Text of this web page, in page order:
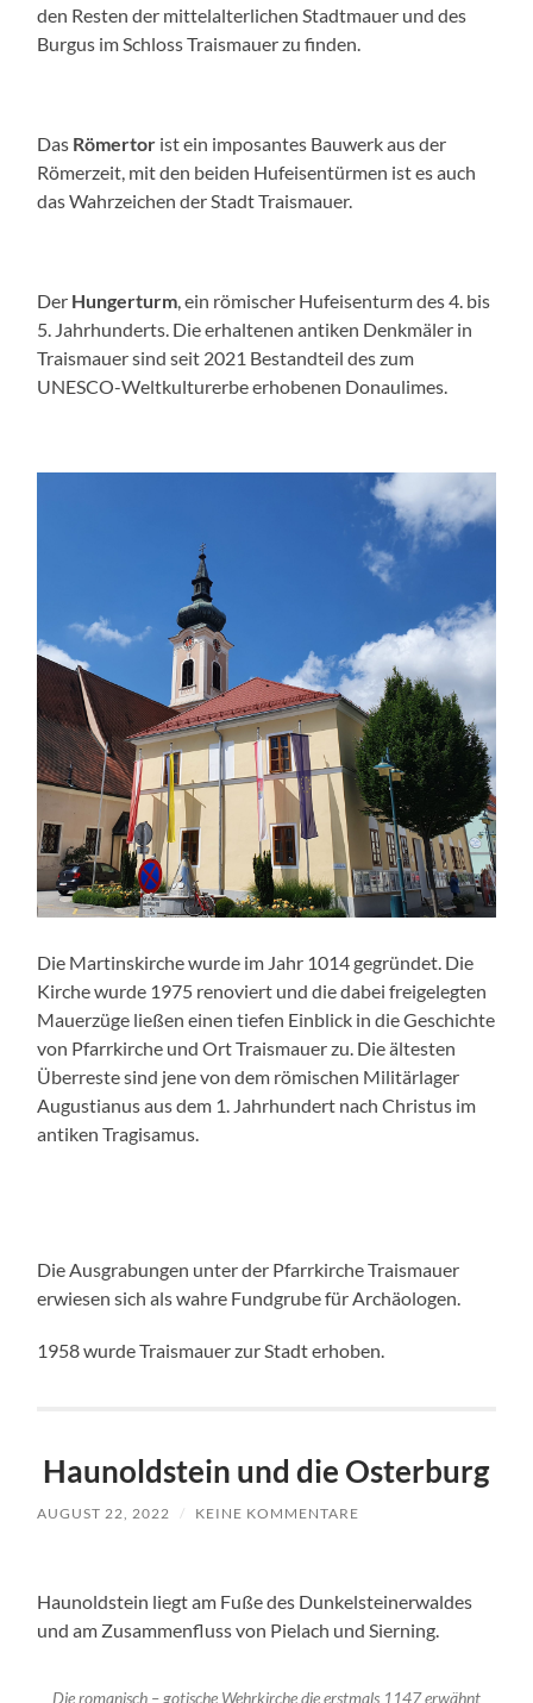
den Resten der mittelalterlichen Stadtmauer und des
Burgus im Schloss Traismauer zu finden.
Das Römertor ist ein imposantes Bauwerk aus der
Römerzeit, mit den beiden Hufeisentürmen ist es auch
das Wahrzeichen der Stadt Traismauer.
Der Hungerturm, ein römischer Hufeisenturm des 4. bis
5. Jahrhunderts. Die erhaltenen antiken Denkmäler in
Traismauer sind seit 2021 Bestandteil des zum
UNESCO-Weltkulturerbe erhobenen Donaulimes.
Die Martinskirche wurde im Jahr 1014 gegründet. Die
Kirche wurde 1975 renoviert und die dabei freigelegten
Mauerzüge ließen einen tiefen Einblick in die Geschichte
von Pfarrkirche und Ort Traismauer zu. Die ältesten
Überreste sind jene von dem römischen Militärlager
Augustianus aus dem 1. Jahrhundert nach Christus im
antiken Tragisamus.
Die Ausgrabungen unter der Pfarrkirche Traismauer
erwiesen sich als wahre Fundgrube für Archäologen.
1958 wurde Traismauer zur Stadt erhoben.
Haunoldstein und die Osterburg
AUGUST 22, 2022 / KEINE KOMMENTARE
Haunoldstein liegt am Fuße des Dunkelsteinerwaldes
und am Zusammenfluss von Pielach und Sierning.
Die romanisch – gotische Wehrkirche die erstmals 1147 erwähnt